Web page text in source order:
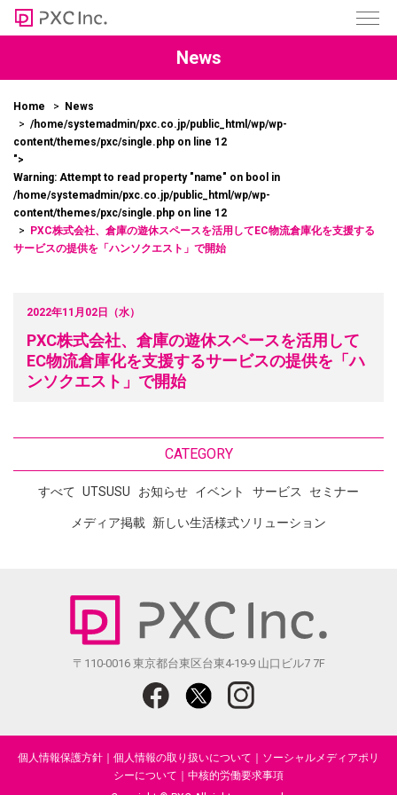
News
Home
News
/home/systemadmin/pxc.co.jp/public_html/wp/wp-
content/themes/pxc/single.php on line 12
">
Warning: Attempt to read property "name" on bool in
/home/systemadmin/pxc.co.jp/public_html/wp/wp-
content/themes/pxc/single.php on line 12
PXC株式会社、倉庫の遊休スペースを活用してEC物流倉庫化を支援する
サービスの提供を「ハンソクエスト」で開始
2022年11月02日（水）
PXC株式会社、倉庫の遊休スペースを活用して
EC物流倉庫化を支援するサービスの提供を「ハ
ンソクエスト」で開始
CATEGORY
すべて UTSUSU お知らせ イベント サービス セミナー
メディア掲載 新しい生活様式ソリューション
〒110-0016 東京都台東区台東4-19-9 山口ビル7 7F
個人情報保護方針 個人情報の取り扱いについて
ソーシャルメディアポリ
シーについて
中核的労働要求事項